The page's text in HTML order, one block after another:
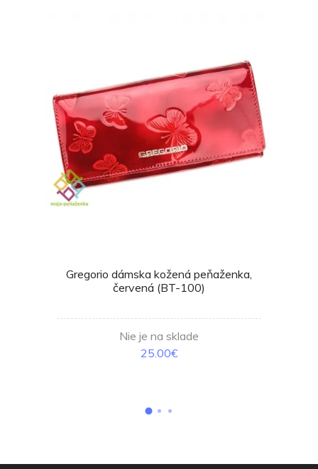
Gregorio dámska kožená peňaženka,
červená (BT-100)
Nie je na sklade
25.00€